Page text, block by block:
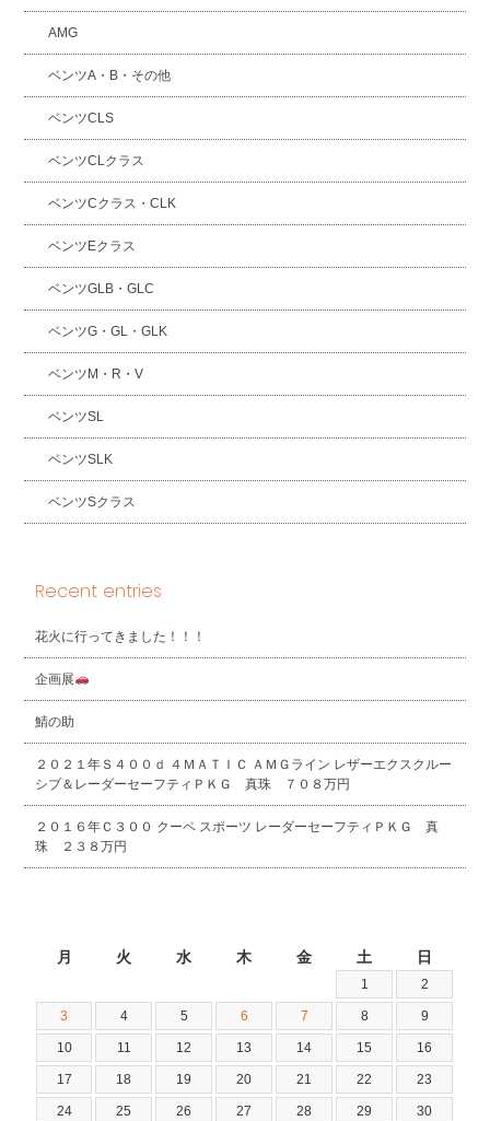
AMG
ベンツA・B・その他
ベンツCLS
ベンツCLクラス
ベンツCクラス・CLK
ベンツEクラス
ベンツGLB・GLC
ベンツG・GL・GLK
ベンツM・R・V
ベンツSL
ベンツSLK
ベンツSクラス
Recent entries
花火に行ってきました！！！
企画展
鯖の助
２０２１年Ｓ４００ｄ ４ＭＡＴＩＣ ＡＭＧライン レザーエクスクルー
シブ＆レーダーセーフティＰＫＧ 真珠 ７０８万円
２０１６年Ｃ３００ クーペ スポーツ レーダーセーフティＰＫＧ 真
珠 ２３８万円
月 火 水 木 金 土 日
1 2
3 4 5 6 7 8 9
10 11 12 13 14 15 16
17 18 19 20 21 22 23
24 25 26 27 28 29 30